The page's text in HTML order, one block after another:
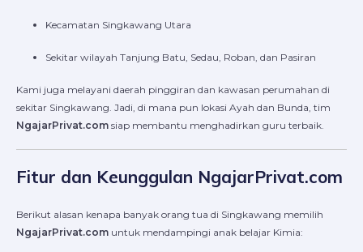
Kecamatan Singkawang Utara
Sekitar wilayah Tanjung Batu, Sedau, Roban, dan Pasiran
Kami juga melayani daerah pinggiran dan kawasan perumahan di
sekitar Singkawang. Jadi, di mana pun lokasi Ayah dan Bunda, tim
NgajarPrivat.com siap membantu menghadirkan guru terbaik.
Fitur dan Keunggulan NgajarPrivat.com
Berikut alasan kenapa banyak orang tua di Singkawang memilih
NgajarPrivat.com untuk mendampingi anak belajar Kimia: